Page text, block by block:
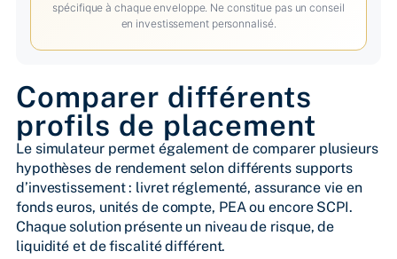
spécifique à chaque enveloppe. Ne constitue pas un conseil
en investissement personnalisé.
Comparer différents
profils de placement
Le simulateur permet également de comparer plusieurs
hypothèses de rendement selon différents supports
d’investissement : livret réglementé, assurance vie en
fonds euros, unités de compte, PEA ou encore SCPI.
Chaque solution présente un niveau de risque, de
liquidité et de fiscalité différent.